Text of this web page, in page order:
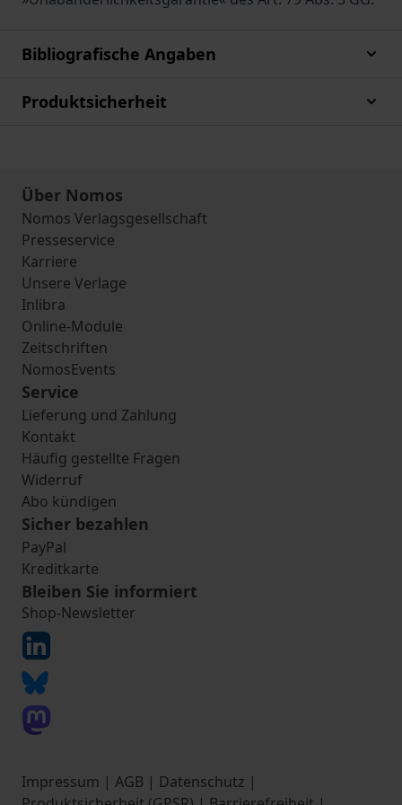
Bibliografische Angaben
Produktsicherheit
Über Nomos
Nomos Verlagsgesellschaft
Presseservice
Karriere
Unsere Verlage
Inlibra
Online-Module
Zeitschriften
NomosEvents
Service
Lieferung und Zahlung
Kontakt
Häufig gestellte Fragen
Widerruf
Abo kündigen
Sicher bezahlen
PayPal
Kreditkarte
Bleiben Sie informiert
Shop-Newsletter
Impressum | AGB | Datenschutz |